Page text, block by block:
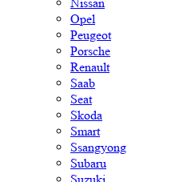
Opel
Peugeot
Porsche
Renault
Saab
Seat
Skoda
Smart
Ssangyong
Subaru